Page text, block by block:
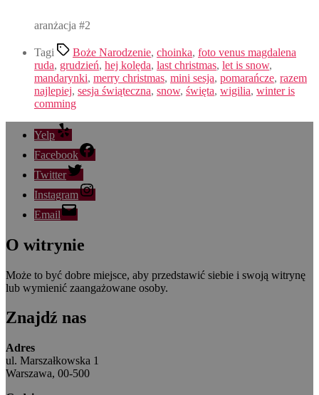
aranżacja #2
Tagi Boże Narodzenie, choinka, foto venus magdalena
ruda, grudzień, hej kolęda, last christmas, let is snow,
mandarynki, merry christmas, mini sesja, pomarańcze, razem
najlepiej, sesja świąteczna, snow, święta, wigilia, winter is
comming
Yelp
Facebook
Twitter
Instagram
Email
O witrynie
Może to być dobre miejsce, aby przedstawić siebie i swoją witrynę
lub wymienić zaangażowane osoby.
Znajdź nas
Adres
ul. Marszałkowska 1
Warszawa, 00-500